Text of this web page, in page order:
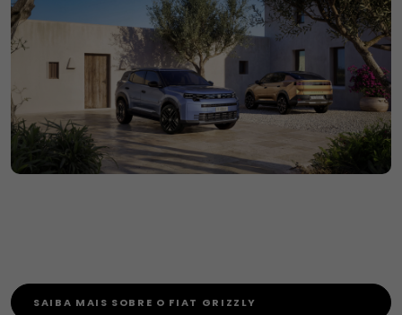
SAIBA MAIS SOBRE O FIAT GRIZZLY